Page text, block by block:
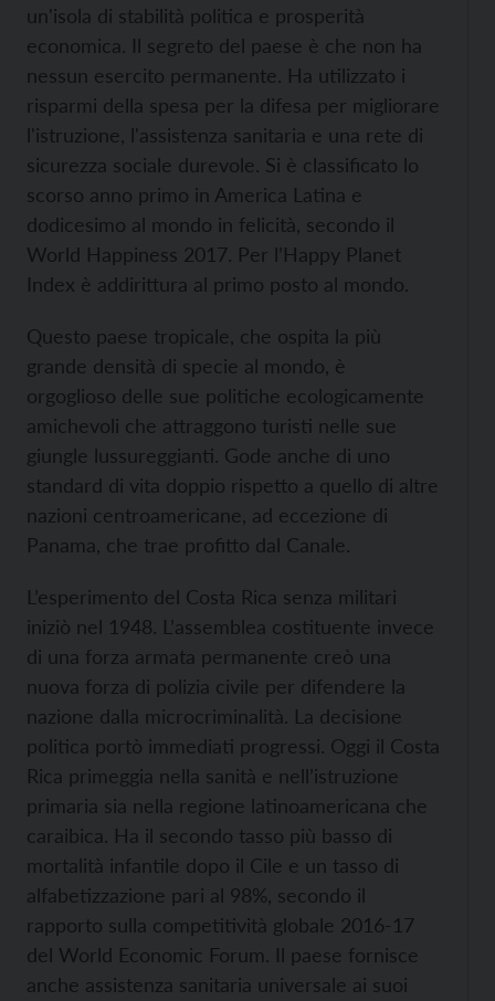
un'isola di stabilità politica e prosperità
economica. Il segreto del paese è che non ha
nessun esercito permanente. Ha utilizzato i
risparmi della spesa per la difesa per migliorare
l'istruzione, l'assistenza sanitaria e una rete di
sicurezza sociale durevole. Si è classificato lo
scorso anno primo in America Latina e
dodicesimo al mondo in felicità, secondo il
World Happiness 2017. Per l’Happy Planet
Index è addirittura al primo posto al mondo.
Questo paese tropicale, che ospita la più
grande densità di specie al mondo, è
orgoglioso delle sue politiche ecologicamente
amichevoli che attraggono turisti nelle sue
giungle lussureggianti. Gode anche di uno
standard di vita doppio rispetto a quello di altre
nazioni centroamericane, ad eccezione di
Panama, che trae profitto dal Canale.
L’esperimento del Costa Rica senza militari
iniziò nel 1948. L’assemblea costituente invece
di una forza armata permanente creò una
nuova forza di polizia civile per difendere la
nazione dalla microcriminalità. La decisione
politica portò immediati progressi. Oggi il Costa
Rica primeggia nella sanità e nell’istruzione
primaria sia nella regione latinoamericana che
caraibica. Ha il secondo tasso più basso di
mortalità infantile dopo il Cile e un tasso di
alfabetizzazione pari al 98%, secondo il
rapporto sulla competitività globale 2016-17
del World Economic Forum. Il paese fornisce
anche assistenza sanitaria universale ai suoi